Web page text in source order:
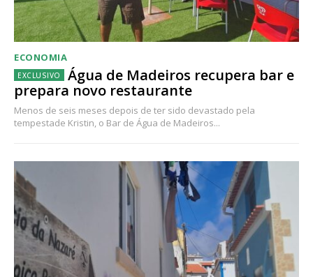
ECONOMIA
Água de Madeiros recupera bar e
prepara novo restaurante
Menos de seis meses depois de ter sido devastado pela
tempestade Kristin, o Bar de Água de Madeiros...